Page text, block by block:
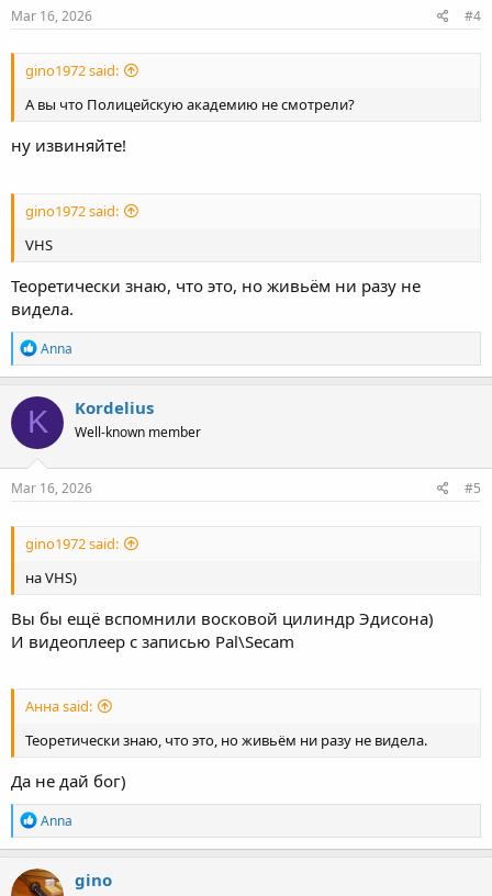
Mar 16, 2026 #4
gino1972 said:
А вы что Полицейскую академию не смотрели?
ну извиняйте!
gino1972 said:
VHS
Теоретически знаю, что это, но живьём ни разу не
видела.
R
e
a
c
t
i
o
n
s
Anna
K Kordelius
Well-known member
Mar 16, 2026 #5
gino1972 said:
на VHS)
Вы бы ещё вспомнили восковой цилиндр Эдисона)
И видеоплеер с записью Pal\Secam
Анна said:
Теоретически знаю, что это, но живьём ни разу не видела.
Да не дай бог)
R
e
a
c
t
Anna
gino